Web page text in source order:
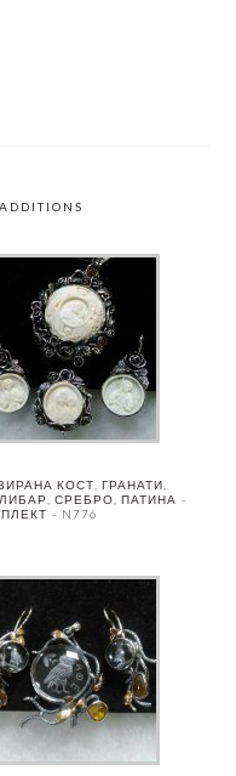
КОСТ, ГРАНАТИ,
СРЕБРО, ПАТИНА –
– N776